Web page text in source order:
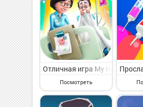
Отличная игра My Hospital
Посмотреть